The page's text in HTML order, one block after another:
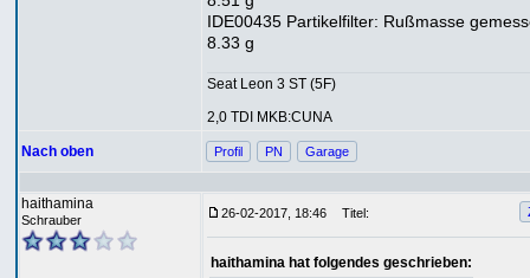
IDE00435 Partikelfilter: Rußmasse
8.33 g
Seat Leon 3 ST (5F)
2,0 TDI MKB:CUNA
Nach oben Profil PN Garage
haithamina
Schrauber 26-02-2017, 18:46 Titel:
haithamina hat folgendes geschrieben: